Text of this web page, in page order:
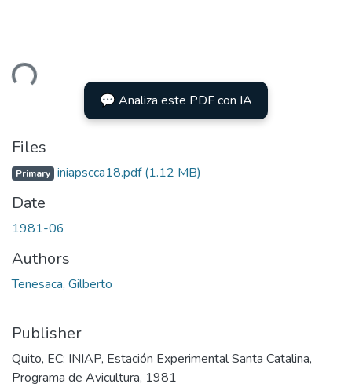
💬 Analiza este PDF con IA
Files
Primary iniapscca18.pdf(1.12 MB)
Date
1981-06
Authors
Tenesaca, Gilberto
Publisher
Quito, EC: INIAP, Estación Experimental Santa Catalina,
Programa de Avicultura, 1981